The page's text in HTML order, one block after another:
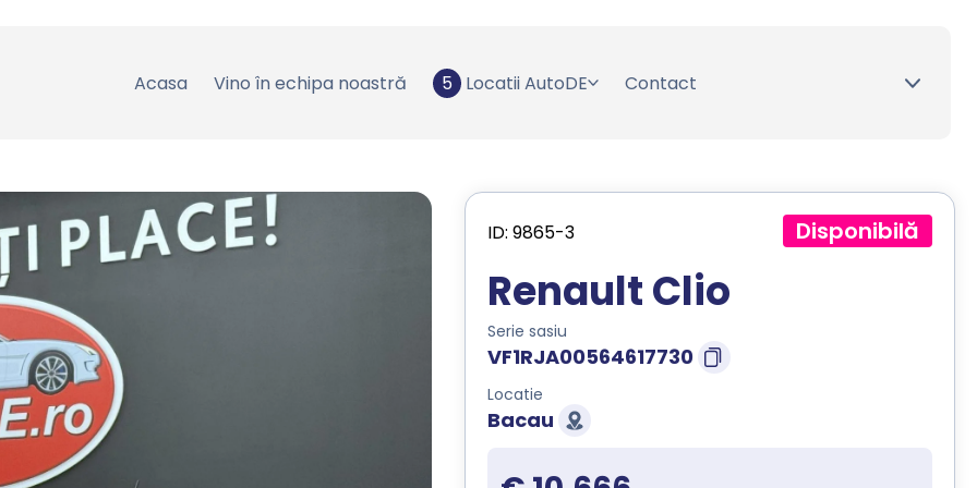
Acasa Vino în echipa noastră 5 Locatii AutoDE Contact
ID: 9865-3 Disponibilă
Renault Clio
Serie sasiu
VF1RJA00564617730
Locatie
Bacau